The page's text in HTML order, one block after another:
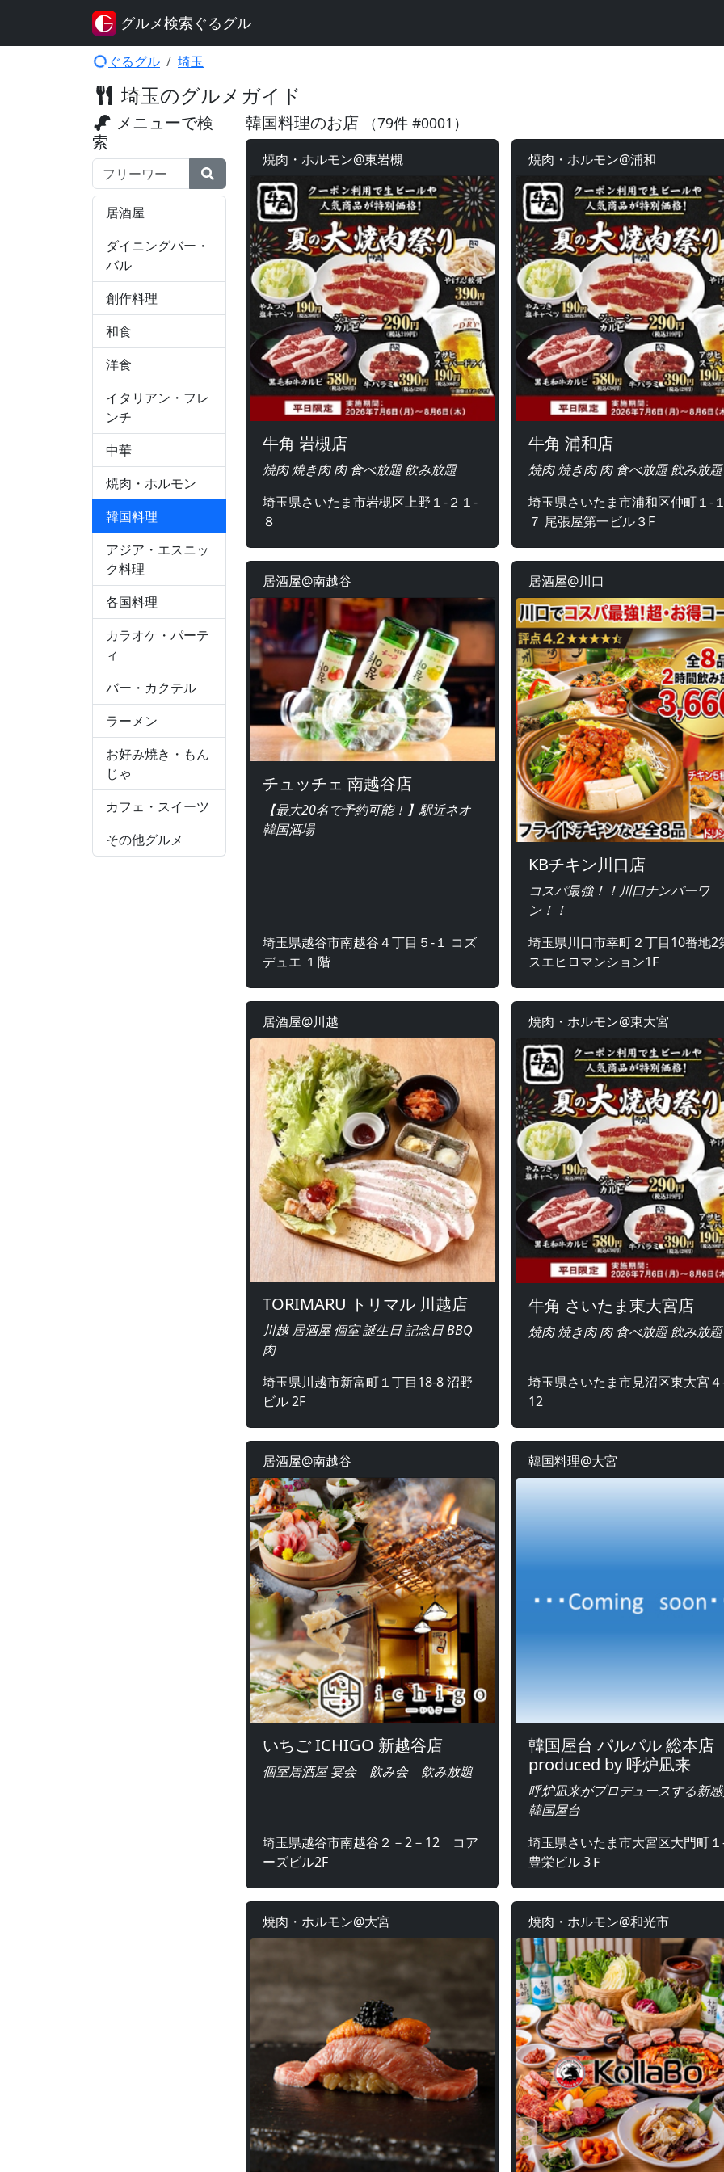
ぐるグル 埼玉
埼玉のグルメガイド
韓国料理のお店 （79件 #0001）
焼肉・ホルモン@東岩槻
牛角 岩槻店
焼肉 焼き肉 肉 食べ放題 飲み放題
埼玉県さいたま市岩槻区上野１‐２１‐
８
焼肉・ホルモン@浦和
牛角 浦和店
焼肉 焼き肉 肉 食べ放題 飲み放題
埼玉県さいたま市浦和区仲町１-
７ 尾張屋第一ビル３F
居酒屋@南越谷
チュッチェ 南越谷店
【最大20名で予約可能！】駅近ネオ
韓国酒場
埼玉県越谷市南越谷４丁目５-１ コズ
デュエ １階
居酒屋@川口
KBチキン川口店
コスパ最強！！川口ナンバーワ
ン！！
埼玉県川口市幸町２丁目10番地2
スエヒロマンション1F
居酒屋@川越
TORIMARU トリマル 川越店
川越 居酒屋 個室 誕生日 記念日 BBQ
肉
埼玉県川越市新富町１丁目18-8 沼野
ビル 2F
焼肉・ホルモン@東大宮
牛角 さいたま東大宮店
焼肉 焼き肉 肉 食べ放題 飲み放題
埼玉県さいたま市見沼区東大宮
12
居酒屋@南越谷
いちご ICHIGO 新越谷店
個室居酒屋 宴会 飲み会 飲み放題
埼玉県越谷市南越谷２－2－12 コア
ーズビル2F
韓国料理@大宮
韓国屋台 パルパル 総本店
produced by 呼炉凪来
呼炉凪来がプロデュースする新
韓国屋台
埼玉県さいたま市大宮区大門町
豊栄ビル 3Ｆ
焼肉・ホルモン@大宮 焼肉・ホルモン@和光市
メニューで検
索
検索ワード
居酒屋
ダイニングバー・
バル
創作料理
和食
洋食
イタリアン・フレ
ンチ
中華
焼肉・ホルモン
韓国料理
アジア・エスニッ
ク料理
各国料理
カラオケ・パーテ
ィ
バー・カクテル
ラーメン
お好み焼き・もん
じゃ
カフェ・スイーツ
その他グルメ
グルメ検索ぐるグル